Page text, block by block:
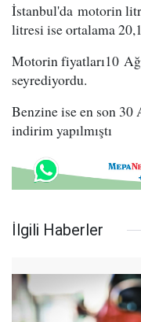
İstanbul'da motorin
litresi ise ortalama
Motorin fiyatları10
seyrediyordu.
Benzine ise en son 30
indirim yapılmıştı
İlgili Haberler